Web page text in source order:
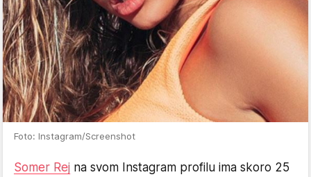
Foto: Instagram/Screenshot
Somer Rej na svom Instagram profilu ima skoro 25